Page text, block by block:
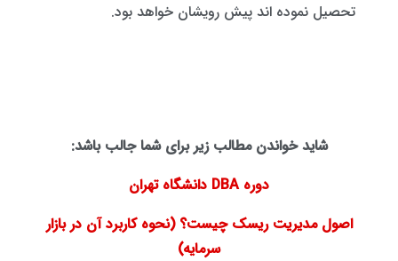
تحصیل نموده اند پیش رویشان خواهد بود.
شاید خواندن مطالب زیر برای شما جالب باشد:
دوره DBA دانشگاه تهران
اصول مدیریت ریسک چیست؟ (نحوه کاربرد آن در بازار
سرمایه)